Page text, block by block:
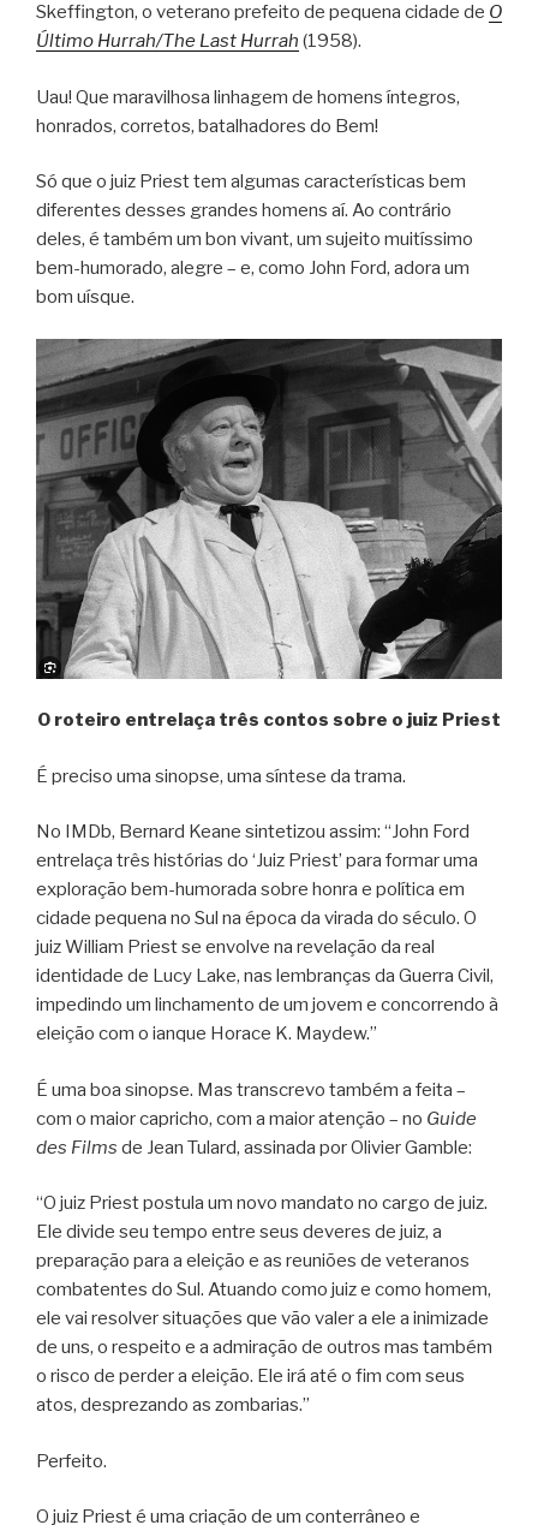
Skeffington, o veterano prefeito de pequena cidade de O
Último Hurrah/The Last Hurrah (1958).
Uau! Que maravilhosa linhagem de homens íntegros,
honrados, corretos, batalhadores do Bem!
Só que o juiz Priest tem algumas características bem
diferentes desses grandes homens aí. Ao contrário
deles, é também um bon vivant, um sujeito muitíssimo
bem-humorado, alegre – e, como John Ford, adora um
bom uísque.
O roteiro entrelaça três contos sobre o juiz Priest
É preciso uma sinopse, uma síntese da trama.
No IMDb, Bernard Keane sintetizou assim: “John Ford
entrelaça três histórias do ‘Juiz Priest’ para formar uma
exploração bem-humorada sobre honra e política em
cidade pequena no Sul na época da virada do século. O
juiz William Priest se envolve na revelação da real
identidade de Lucy Lake, nas lembranças da Guerra Civil,
impedindo um linchamento de um jovem e concorrendo à
eleição com o ianque Horace K. Maydew.”
É uma boa sinopse. Mas transcrevo também a feita –
com o maior capricho, com a maior atenção – no Guide
des Films de Jean Tulard, assinada por Olivier Gamble:
“O juiz Priest postula um novo mandato no cargo de juiz.
Ele divide seu tempo entre seus deveres de juiz, a
preparação para a eleição e as reuniões de veteranos
combatentes do Sul. Atuando como juiz e como homem,
ele vai resolver situações que vão valer a ele a inimizade
de uns, o respeito e a admiração de outros mas também
o risco de perder a eleição. Ele irá até o fim com seus
atos, desprezando as zombarias.”
Perfeito.
O juiz Priest é uma criação de um conterrâneo e